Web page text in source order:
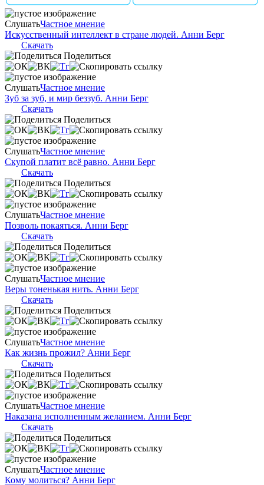
СлушатьЧастное мнение
Искусственный интеллект в стране людей. Анни Берг
Скачать
Поделиться
СлушатьЧастное мнение
Зуб за зуб, и мир беззуб. Анни Берг
Скачать
Поделиться
СлушатьЧастное мнение
Скупой платит всё равно. Анни Берг
Скачать
Поделиться
СлушатьЧастное мнение
Позволь покаяться. Анни Берг
Скачать
Поделиться
СлушатьЧастное мнение
Веры тоненькая нить. Анни Берг
Скачать
Поделиться
СлушатьЧастное мнение
Как жизнь прожил? Анни Берг
Скачать
Поделиться
СлушатьЧастное мнение
Наказана исполненным желанием. Анни Берг
Скачать
Поделиться
СлушатьЧастное мнение
Кому молиться? Анни Берг